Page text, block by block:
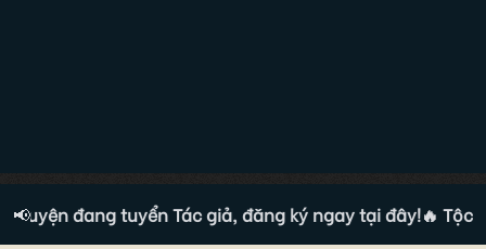
📢 đang tuyển Tác giả, đăng ký ngay tại đây!🔥 Tộc